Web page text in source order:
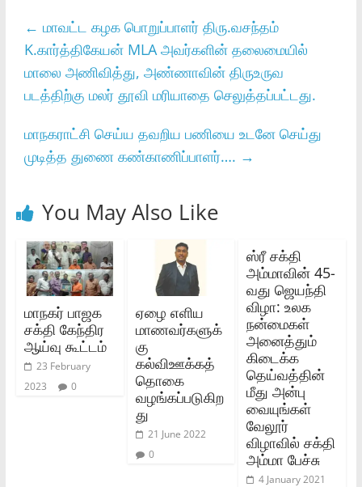
← மாவட்ட கழக பொறுப்பாளர் திரு.வசந்தம்
K.கார்த்திகேயன் MLA அவர்களின் தலைமையில்
மாலை அணிவித்து, அண்ணாவின் திருஉருவ
படத்திற்கு மலர் தூவி மரியாதை செலுத்தப்பட்டது.
மாநகராட்சி செய்ய தவறிய பணியை உடனே செய்து
முடித்த துணை கண்காணிப்பாளர்…. →
You May Also Like
மாநகர் பாஜக
சக்தி கேந்திர
ஆய்வு கூட்டம்
23 February
2023
0
ஏழை எளிய
மாணவர்களுக்
கு
கல்விஊக்கத்
தொகை
வழங்கப்படுகிற
து
21 June 2022
0
ஸ்ரீ சக்தி
அம்மாவின் 45-
வது ஜெயந்தி
விழா: உலக
நன்மைகள்
அனைத்தும்
கிடைக்க
தெய்வத்தின்
மீது அன்பு
வையுங்கள்
வேலூர்
விழாவில் சக்தி
அம்மா பேச்சு
4 January 2021